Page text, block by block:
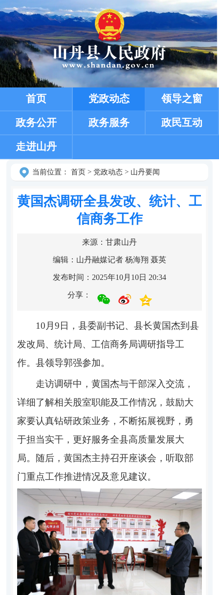
首页 党政动态 领导之窗
政务公开 政务服务 政民互动
走进山丹
当前位置： 首页> 党政动态> 山丹要闻
黄国杰调研全县发改、统计、工
信商务工作
来源：甘肃山丹
编辑：山丹融媒记者 杨海翔 聂英
发布时间：2025年10月10日 20:34
分享：
10月9日，县委副书记、县长黄国杰到县
发改局、统计局、工信商务局调研指导工
作。县领导郭强参加。
走访调研中，黄国杰与干部深入交流，
详细了解相关股室职能及工作情况，鼓励大
家要认真钻研政策业务，不断拓展视野，勇
于担当实干，更好服务全县高质量发展大
局。随后，黄国杰主持召开座谈会，听取部
门重点工作推进情况及意见建议。